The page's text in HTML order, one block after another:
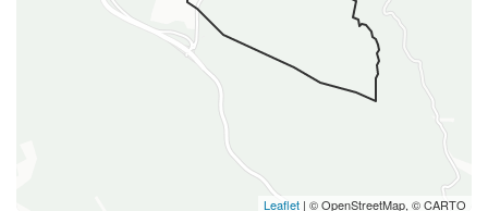
Leaflet | © OpenStreetMap, © CARTO